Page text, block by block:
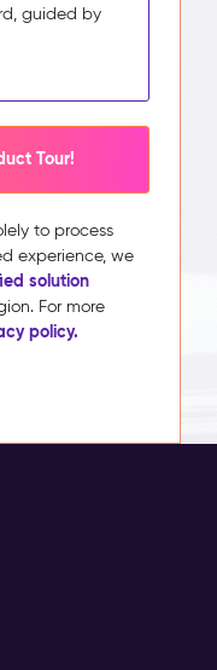
guided by
Tour!
to process
experience, we
solution
For more
policy.